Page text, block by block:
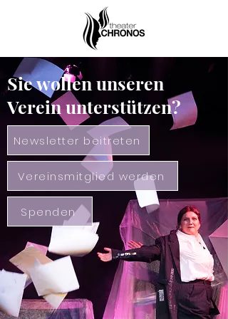
Sie wollen unseren
Verein unterstützen?
Newsletter beitreten
Vereinsmitglied werden
Spenden